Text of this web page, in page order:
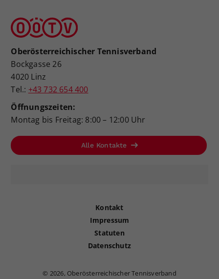
Oberösterreichischer Tennisverband
Bockgasse 26
4020 Linz
Tel.: +43 732 654 400
Öffnungszeiten:
Montag bis Freitag: 8:00 – 12:00 Uhr
Alle Kontakte
Kontakt
Impressum
Statuten
Datenschutz
© 2026, Oberösterreichischer Tennisverband